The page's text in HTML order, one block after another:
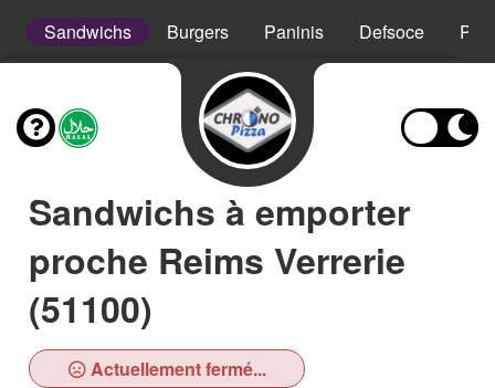
Sandwichs Burgers Paninis Defsoce
Sandwichs à emporter
proche Reims Verrerie
(51100)
Actuellement fermé...